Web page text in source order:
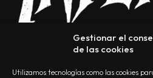
Gestionar el
de las cookies
Utilizamos tecnologías como las cookies